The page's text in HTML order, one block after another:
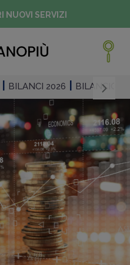
NUOVI SERVIZI
BILANCI 2026 BILANCIO